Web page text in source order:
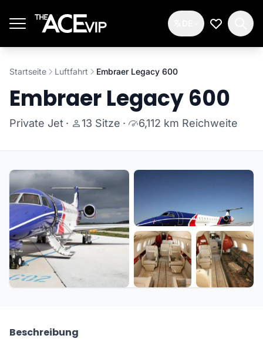
Meine
Startseite Luftfahrt Embraer Legacy 600
Embraer Legacy 600
Private Jet · 13 Sitze · 6,112 km Reichweite
Beschreibung